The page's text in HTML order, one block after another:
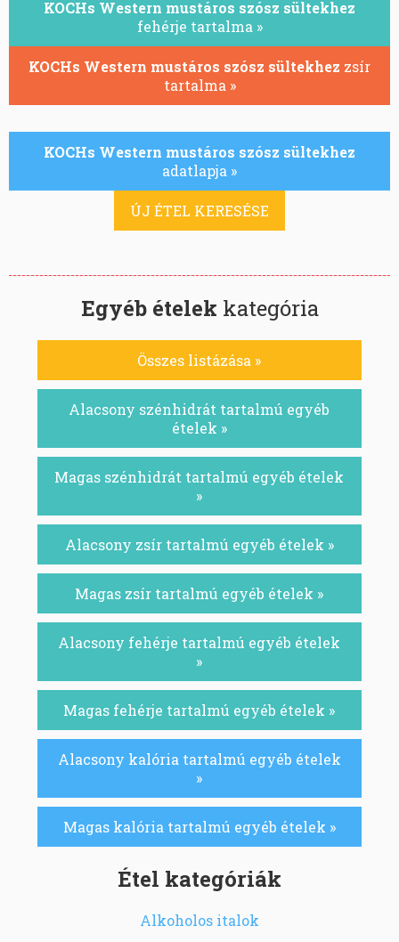
KOCHs Western mustáros szósz sültekhez
fehérje tartalma »
KOCHs Western mustáros szósz sültekhez zsír
tartalma »
KOCHs Western mustáros szósz sültekhez
adatlapja »
ÚJ ÉTEL KERESÉSE
Egyéb ételek kategória
Összes listázása »
Alacsony szénhidrát tartalmú egyéb
ételek »
Magas szénhidrát tartalmú egyéb ételek
»
Alacsony zsír tartalmú egyéb ételek »
Magas zsír tartalmú egyéb ételek »
Alacsony fehérje tartalmú egyéb ételek
»
Magas fehérje tartalmú egyéb ételek »
Alacsony kalória tartalmú egyéb ételek
»
Magas kalória tartalmú egyéb ételek »
Étel kategóriák
Alkoholos italok